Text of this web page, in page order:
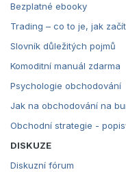
Bezplatné ebooky
Trading – co to je, jak
Slovník důležitých pojmů
Komoditní manuál zdarma
Psychologie obchodování
Jak na obchodování na
Obchodní strategie -
DISKUZE
Diskuzní fórum